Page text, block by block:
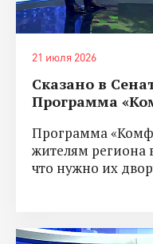
21 июля 2026
Сказано в
Программа
Программа
жителям региона
что нужно их